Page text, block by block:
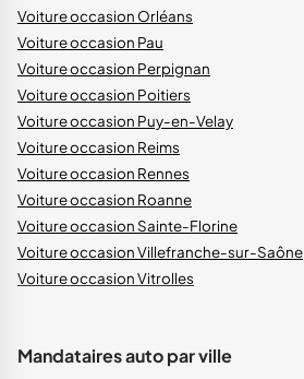
Voiture occasion Orléans
Voiture occasion Pau
Voiture occasion Perpignan
Voiture occasion Poitiers
Voiture occasion Puy-en-Velay
Voiture occasion Reims
Voiture occasion Rennes
Voiture occasion Roanne
Voiture occasion Sainte-Florine
Voiture occasion Villefranche-sur-Saône
Voiture occasion Vitrolles
Mandataires auto par ville